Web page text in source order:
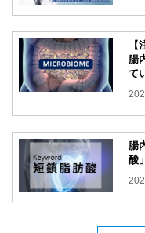
腸
て
腸
酸」